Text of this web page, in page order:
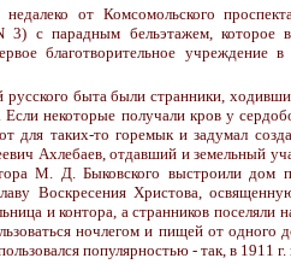
недалеко от Комсомольского
3) с парадным бельэтажем, которое
благотворительное учреждение
русского быта были странники,
некоторые получали кров у
для таких-то горемык и задумал
Ахлебаев, отдавший и земельный
М. Д. Быковского выстроили дом
Воскресения Христова,
и контора, а странников
ночлегом и пищей от одного
популярностью - так, в 1911